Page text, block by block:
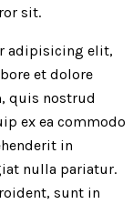
sit.
adipisicing elit,
et dolore
quis nostrud
ex ea commodo
in
nulla pariatur.
sunt in